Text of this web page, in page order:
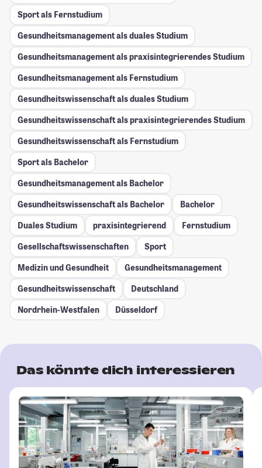
Sport als Fernstudium
Gesundheitsmanagement als duales Studium
Gesundheitsmanagement als praxisintegrierendes Studium
Gesundheitsmanagement als Fernstudium
Gesundheitswissenschaft als duales Studium
Gesundheitswissenschaft als praxisintegrierendes Studium
Gesundheitswissenschaft als Fernstudium
Sport als Bachelor
Gesundheitsmanagement als Bachelor
Gesundheitswissenschaft als Bachelor
Bachelor
Duales Studium
praxisintegrierend
Fernstudium
Gesellschafts­wissenschaften
Sport
Medizin und Gesundheit
Gesundheitsmanagement
Gesundheitswissenschaft
Deutschland
Nordrhein-Westfalen
Düsseldorf
Das könnte dich interessieren